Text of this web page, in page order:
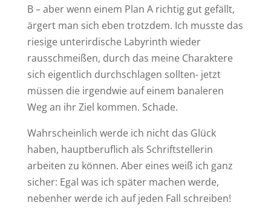
B – aber wenn einem Plan A richtig gut gefällt,
ärgert man sich eben trotzdem. Ich musste das
riesige unterirdische Labyrinth wieder
rausschmeißen, durch das meine Charaktere
sich eigentlich durchschlagen sollten- jetzt
müssen die irgendwie auf einem banaleren
Weg an ihr Ziel kommen. Schade.
Wahrscheinlich werde ich nicht das Glück
haben, hauptberuflich als Schriftstellerin
arbeiten zu können. Aber eines weiß ich ganz
sicher: Egal was ich später machen werde,
nebenher werde ich auf jeden Fall schreiben!